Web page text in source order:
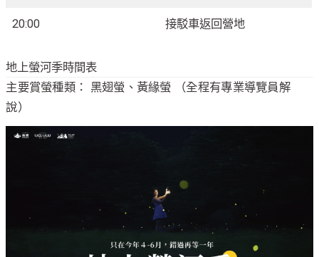
20:00 接駁車返回營地
地上螢河季時間表
主要賞螢種類： 黑翅螢、黃緣螢 （全程有專業導覽員解
說）